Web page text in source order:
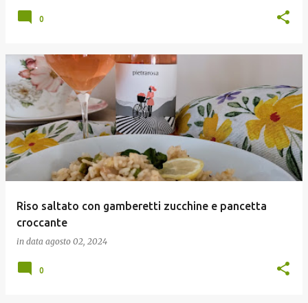
0
Riso saltato con gamberetti zucchine e pancetta
croccante
in data agosto 02, 2024
0